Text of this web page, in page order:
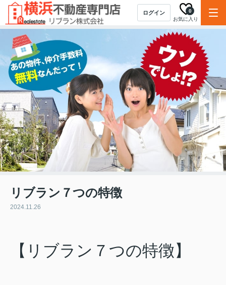
ログイン
お気に入り
0
リブラン７つの特徴
2024.11.26
【リブラン７つの特徴】